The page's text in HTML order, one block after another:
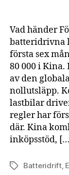
Vad händer
batteridrivna
första sex
80 000 i
av den
nollutsläpp.
lastbilar
regler har
där. Kina
inköpsstöd,
EtiketterBatteridrift,